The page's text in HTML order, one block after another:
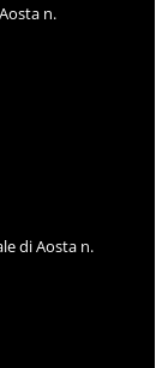
n.
di Aosta n.